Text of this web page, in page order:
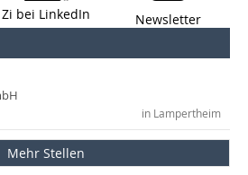
Zi bei LinkedIn Newsletter
in Lampertheim
Mehr Stellen